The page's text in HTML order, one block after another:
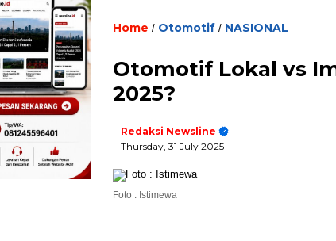
Home / Otomotif / NASIONAL
Otomotif Lokal vs
2025?
Redaksi Newsline
Thursday, 31 July 2025
Foto : Istimewa